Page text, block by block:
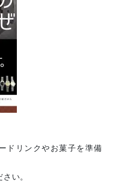
ドリンクやお菓子を準備
い。